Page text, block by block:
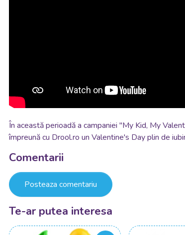
În această perioadă a campaniei "My Kid, My
împreună cu Drool.ro un Valentine's Day plin de
Comentarii
Posteaza comentariu
Te-ar putea interesa